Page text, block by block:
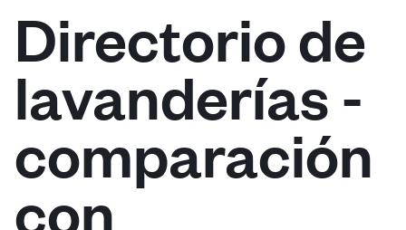
Precios y servicios
Quiénes somos
Para las empresas
Directorio de
lavanderías -
comparación
con